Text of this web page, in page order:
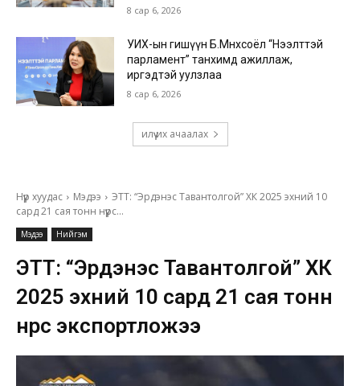
8 сар 6, 2026
УИХ-ын гишүүн Б.Мөнхсоёл “Нээлттэй
парламент” танхимд ажиллаж,
иргэдтэй уулзлаа
8 сар 6, 2026
илүү их ачаалах